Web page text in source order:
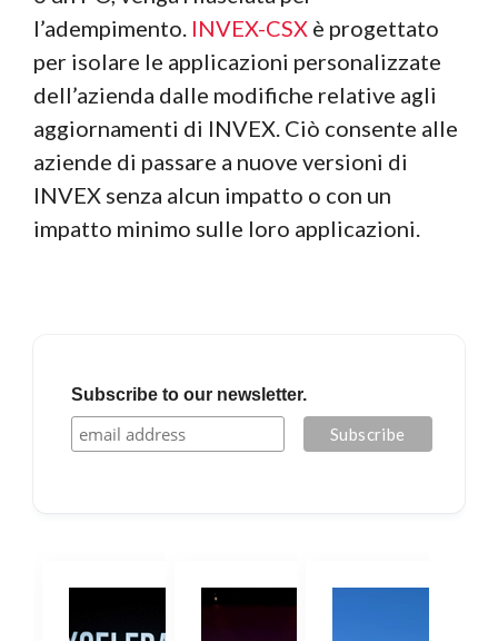
l’adempimento. INVEX-CSX è progettato
per isolare le applicazioni personalizzate
dell’azienda dalle modifiche relative agli
aggiornamenti di INVEX. Ciò consente alle
aziende di passare a nuove versioni di
INVEX senza alcun impatto o con un
impatto minimo sulle loro applicazioni.
Subscribe to our newsletter.